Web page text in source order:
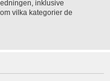
inklusive
vilka kategorier de